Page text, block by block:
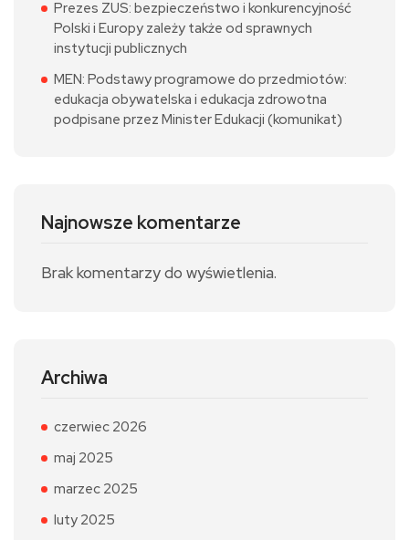
Prezes ZUS: bezpieczeństwo i konkurencyjność
Polski i Europy zależy także od sprawnych
instytucji publicznych
MEN: Podstawy programowe do przedmiotów:
edukacja obywatelska i edukacja zdrowotna
podpisane przez Minister Edukacji (komunikat)
Najnowsze komentarze
Brak komentarzy do wyświetlenia.
Archiwa
czerwiec 2026
maj 2025
marzec 2025
luty 2025